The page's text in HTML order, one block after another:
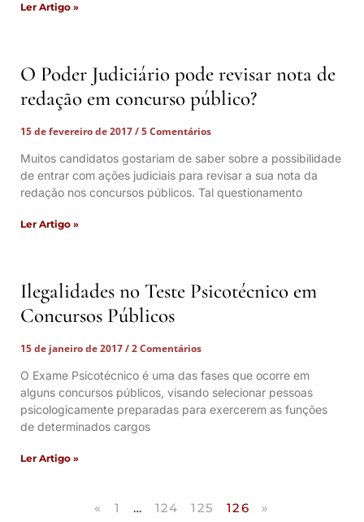
Ler Artigo »
O Poder Judiciário pode revisar nota de
redação em concurso público?
15 de fevereiro de 2017
5 Comentários
Muitos candidatos gostariam de saber sobre a possibilidade
de entrar com ações judiciais para revisar a sua nota da
redação nos concursos públicos. Tal questionamento
Ler Artigo »
Ilegalidades no Teste Psicotécnico em
Concursos Públicos
15 de janeiro de 2017
2 Comentários
O Exame Psicotécnico é uma das fases que ocorre em
alguns concursos públicos, visando selecionar pessoas
psicologicamente preparadas para exercerem as funções
de determinados cargos
Ler Artigo »
« 1 … 124 125 126 »